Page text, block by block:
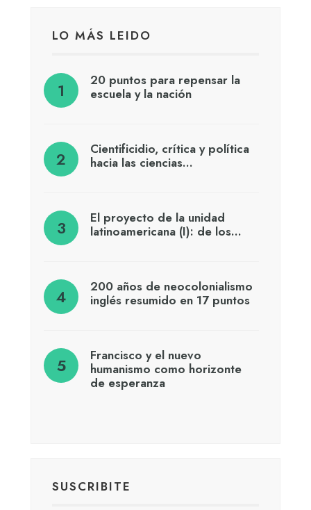
LO MÁS LEIDO
20 puntos para repensar la
escuela y la nación
Cientificidio, crítica y política
hacia las ciencias…
El proyecto de la unidad
latinoamericana (I): de los…
200 años de neocolonialismo
inglés resumido en 17 puntos
Francisco y el nuevo
humanismo como horizonte
de esperanza
SUSCRIBITE